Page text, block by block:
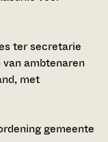
ter secretarie
ambtenaren
met
gemeente